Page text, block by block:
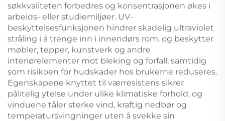
søkkvaliteten forbedres og konsentrasjonen økes i
arbeids- eller studiemiljøer. UV-
beskyttelsesfunksjonen hindrer skadelig ultraviolet
stråling i å trenge inn i innendørs rom, og beskytter
møbler, tepper, kunstverk og andre
interiørelementer mot bleking og forfall, samtidig
som risikoen for hudskader hos brukerne reduseres.
Egenskapene knyttet til værresistens sikrer
pålitelig ytelse under ulike klimatiske forhold, og
vinduene tåler sterke vind, kraftig nedbør og
temperatursvingninger uten å svekke sin